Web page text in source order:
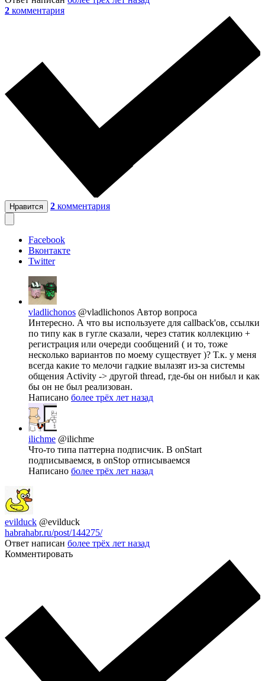
2 комментария
Нравится 2 комментария
Facebook
Вконтакте
Twitter
vladlichonos @vladlichonos Автор вопроса
Интересно. А что вы используете для callback'ов, ссылки
по типу как в гугле сказали, через статик коллекцию +
регистрация или очереди сообщений ( и то, тоже
несколько вариантов по моему существует )? Т.к. у меня
всегда какие то мелочи гадкие вылазят из-за системы
общения Activity -> другой thread, где-бы он нибыл и как
бы он не был реализован.
Написано более трёх лет назад
ilichme @ilichme
Что-то типа паттерна подписчик. В onStart
подписываемся, в onStop отписываемся
Написано более трёх лет назад
evilduck @evilduck
habrahabr.ru/post/144275/
Ответ написан более трёх лет назад
Комментировать